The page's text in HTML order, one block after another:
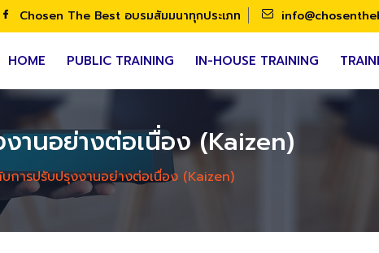
Chosen The Best อบรมสัมมนาทุกประเภท
HOME PUBLIC TRAINING IN-HOUSE TRAINING
านอย่างต่อเนื่อง (Kaizen)
บการปรับปรุงงานอย่างต่อเนื่อง (Kaizen)